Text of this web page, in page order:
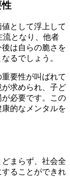
性
として浮上して
流となり、他者
は自らの脆さを
るでしょう。
要性が叫ばれて
求められ、子ど
必要です。この
的なメンタルを
まらず、社会全
ることができれ